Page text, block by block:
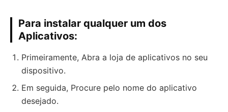
Para instalar qualquer um dos
Aplicativos:
Primeiramente, Abra a loja de aplicativos no seu
dispositivo.
Em seguida, Procure pelo nome do aplicativo
desejado.